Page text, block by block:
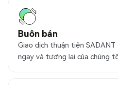
Buôn bán
Giao dịch thuận tiện
ngay và tương lai của chúng